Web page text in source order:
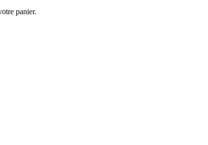
panier.